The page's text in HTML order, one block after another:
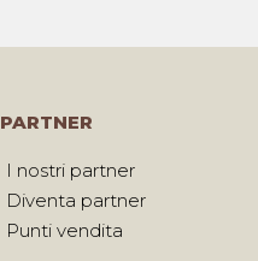
PARTNER
I nostri partner
Diventa partner
Punti vendita